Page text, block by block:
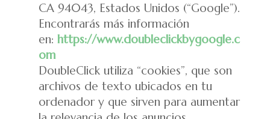
CA 94043, Estados Unidos (“Google”).
Encontrarás más información
en: https://www.doubleclickbygoogle.c
om
DoubleClick utiliza “cookies”, que son
archivos de texto ubicados en tu
ordenador y que sirven para aumentar